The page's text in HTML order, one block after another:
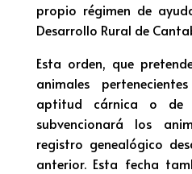
propio régimen de
Desarrollo Rural de
Esta orden, que
animales
aptitud cárnica o de
subvencionará los
registro genealógico
anterior. Esta fecha